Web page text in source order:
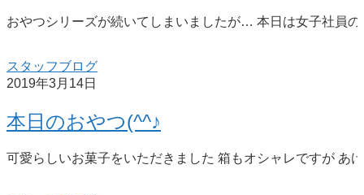
おやつシリーズが続いてしまいましたが… 本日は女子社員
スタッフブログ
2019年3月14日
本日のおやつ(^^♪
可愛らしいお菓子をいただきました 箱もオシャレですが あ